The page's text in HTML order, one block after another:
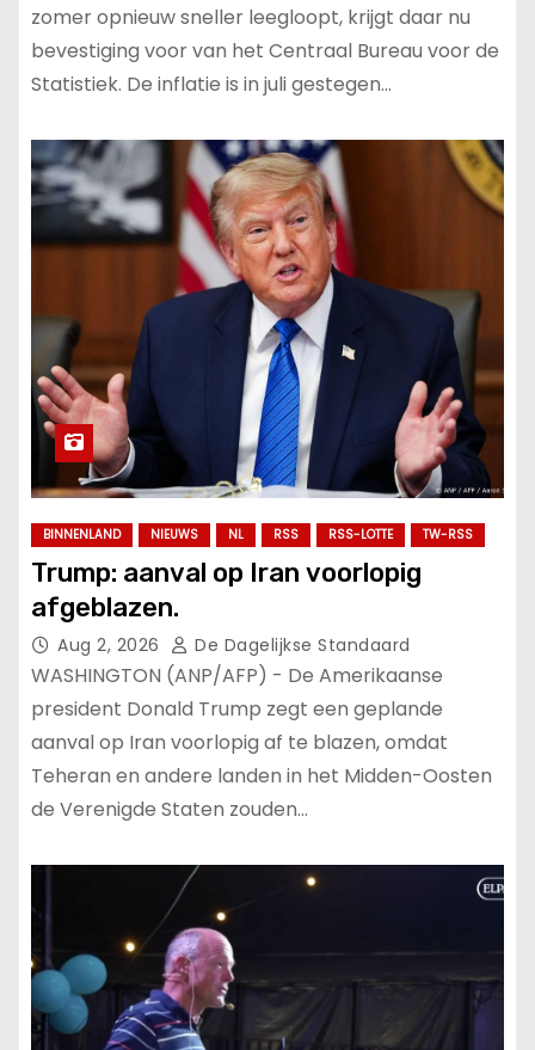
zomer opnieuw sneller leegloopt, krijgt daar nu
bevestiging voor van het Centraal Bureau voor de
Statistiek. De inflatie is in juli gestegen…
BINNENLAND NIEUWS NL RSS RSS-LOTTE TW-RSS
Trump: aanval op Iran voorlopig
afgeblazen.
Aug 2, 2026 De Dagelijkse Standaard
WASHINGTON (ANP/AFP) - De Amerikaanse
president Donald Trump zegt een geplande
aanval op Iran voorlopig af te blazen, omdat
Teheran en andere landen in het Midden-Oosten
de Verenigde Staten zouden…